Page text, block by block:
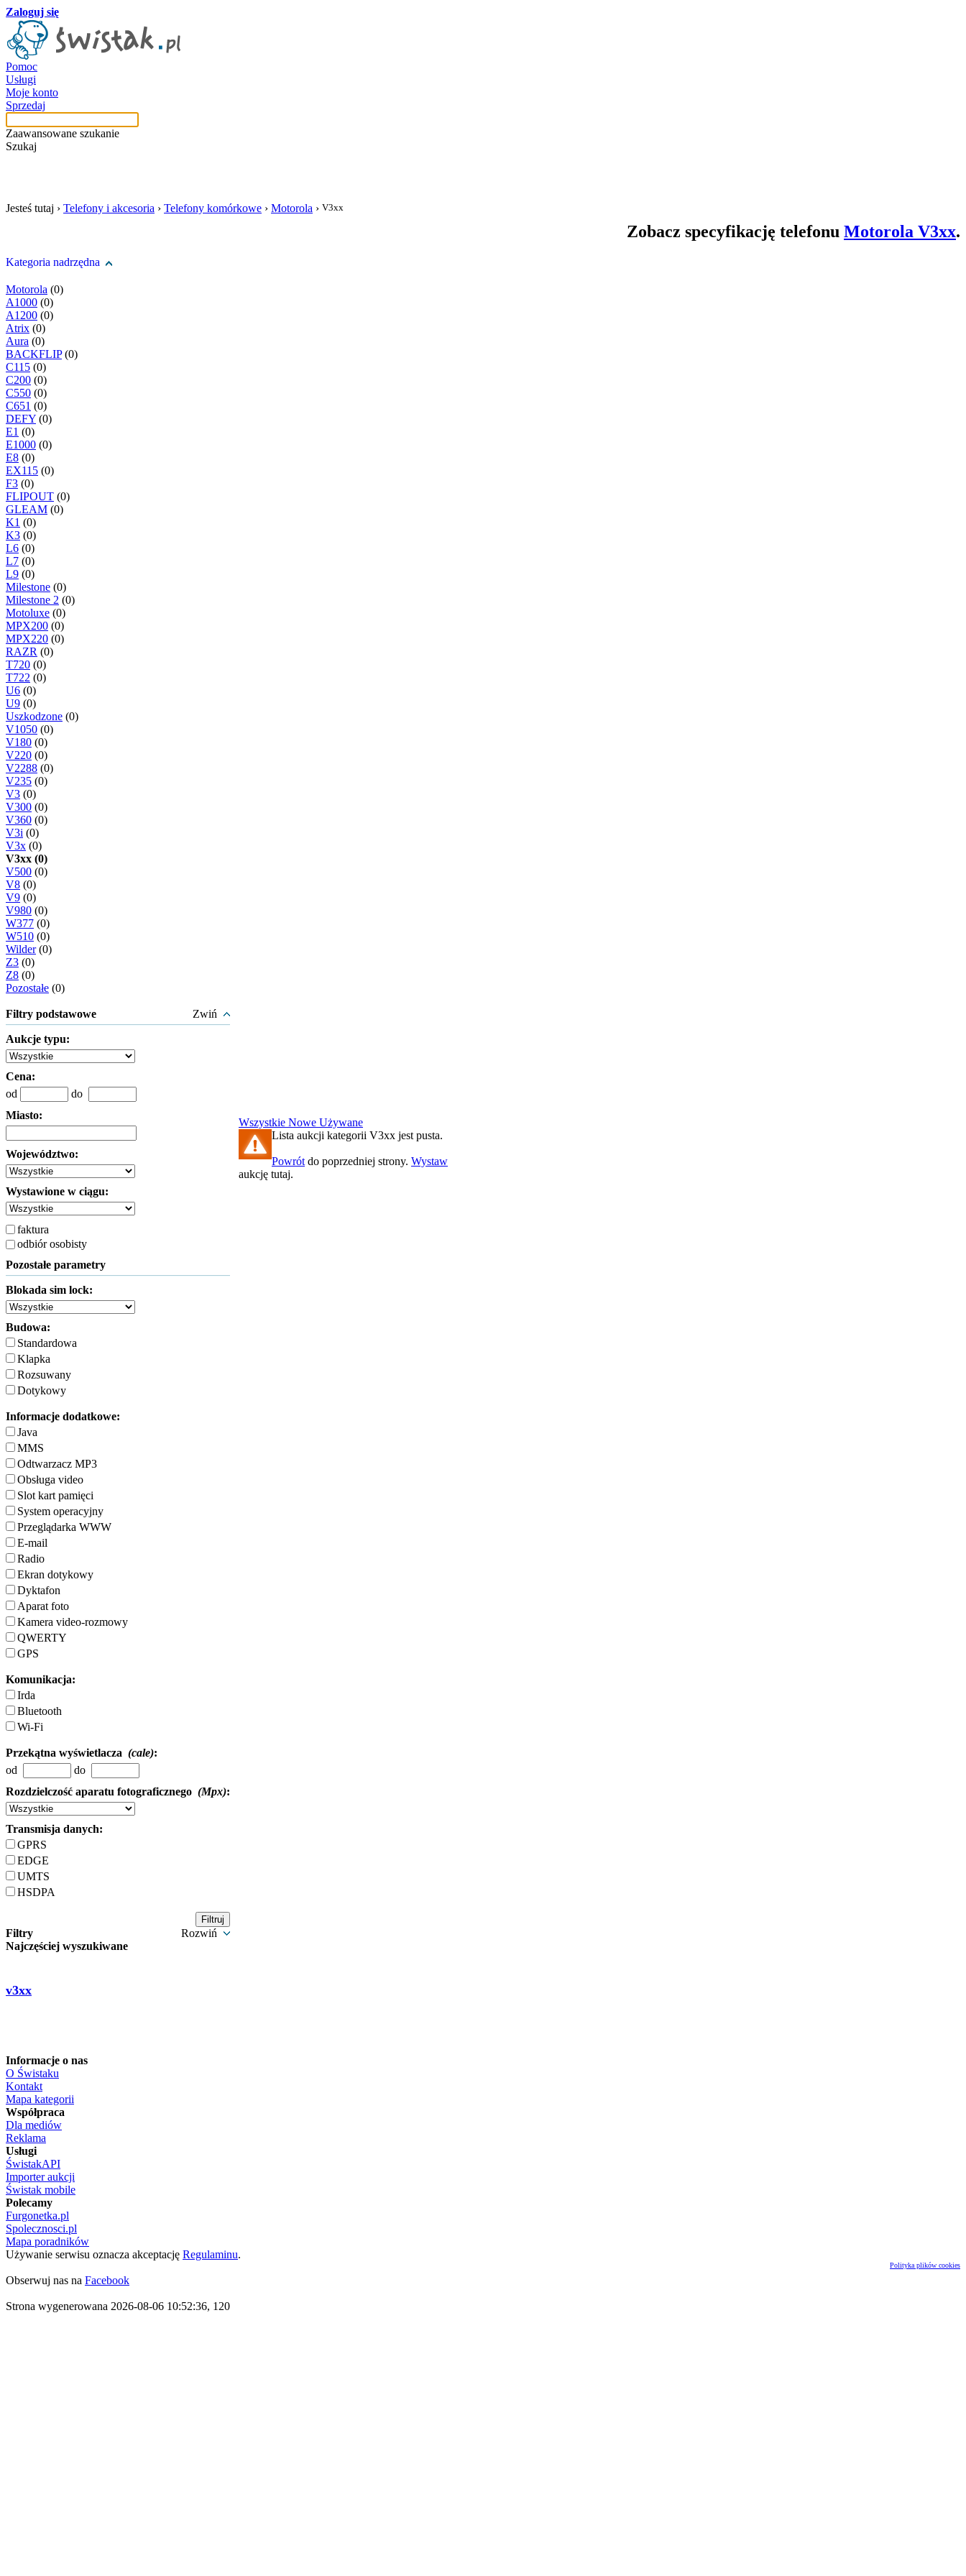
Zaloguj się
Pomoc
Usługi
Moje konto
Sprzedaj
Zaawansowane szukanie
Szukaj
Jesteś tutaj › Telefony i akcesoria › Telefony komórkowe › Motorola › V3xx
Zobacz specyfikację telefonu Motorola V3xx.
Kategoria nadrzędna
Motorola (0)
A1000 (0)
A1200 (0)
Atrix (0)
Aura (0)
BACKFLIP(0)
C115 (0)
C200 (0)
C550 (0)
C651 (0)
DEFY (0)
E1 (0)
E1000 (0)
E8 (0)
EX115 (0)
F3 (0)
FLIPOUT (0)
GLEAM (0)
K1 (0)
K3 (0)
L6 (0)
L7 (0)
L9 (0)
Milestone (0)
Milestone 2 (0)
Motoluxe (0)
MPX200 (0)
MPX220 (0)
RAZR (0)
T720 (0)
T722 (0)
U6 (0)
U9 (0)
Uszkodzone (0)
V1050 (0)
V180 (0)
V220 (0)
V2288 (0)
V235 (0)
V3 (0)
V300 (0)
V360 (0)
V3i (0)
V3x (0)
V3xx (0)
V500 (0)
V8 (0)
V9 (0)
V980 (0)
W377 (0)
W510 (0)
Wilder(0)
Z3 (0)
Z8 (0)
Pozostałe (0)
Filtry podstawowe Zwiń
Aukcje typu:
Cena:
od
do
Miasto:
Województwo:
Wystawione w ciągu:
faktura
odbiór osobisty
Pozostałe parametry
Blokada sim lock:
Budowa:
Standardowa
Klapka
Rozsuwany
Dotykowy
Informacje dodatkowe:
Java
MMS
Odtwarzacz MP3
Obsługa video
Slot kart pamięci
System operacyjny
Przeglądarka WWW
E-mail
Radio
Ekran dotykowy
Dyktafon
Aparat foto
Kamera video-rozmowy
QWERTY
GPS
Komunikacja:
Irda
Bluetooth
Wi-Fi
Przekątna wyświetlacza (cale):
od
do
Rozdzielczość aparatu fotograficznego (Mpx):
Transmisja danych:
GPRS
EDGE
UMTS
HSDPA
Filtry
Rozwiń
Najczęściej wyszukiwane
v3xx
Wszystkie Nowe Używane
Lista aukcji kategorii V3xx jest pusta.
Powrót do poprzedniej strony. Wystaw
aukcję tutaj.
Informacje o nas
O Świstaku
Kontakt
Mapa kategorii
Współpraca
Dla mediów
Reklama
Usługi
ŚwistakAPI
Importer aukcji
Świstak mobile
Polecamy
Furgonetka.pl
Spolecznosci.pl
Mapa poradników
Używanie serwisu oznacza akceptację Regulaminu.
Polityka plików cookies
Obserwuj nas na Facebook
Strona wygenerowana 2026-08-06 10:52:36, 120